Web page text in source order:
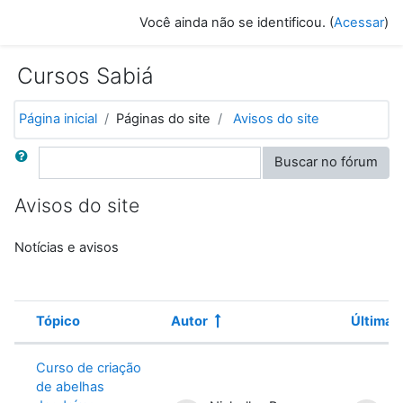
Você ainda não se identificou. (Acessar)
Cursos Sabiá
Página inicial Páginas do site Avisos do site
Buscar Buscar no fórum
Avisos do site
Notícias e avisos
Lista de discussões. Mostrando 2
Status
Tópico Autor Última
Curso de criação
de abelhas